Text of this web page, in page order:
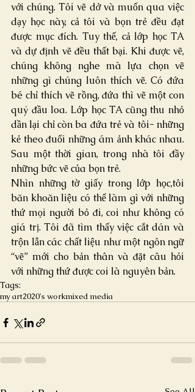
với chúng. Tôi vẽ dở và muốn qua việc
dạy học này, cả tôi và bọn trẻ đều đạt
được mục đích. Tuy thế, cả lớp học TA
và dự định vẽ đều thất bại. Khi được vẽ,
chúng không nghe mà lựa chọn vẽ
những gì chúng luôn thích vẽ. Có đứa
bé chỉ thích vẽ rồng, đứa thì vẽ một con
quỷ đầu loa. Lớp học TA cũng thu nhỏ
dần lại chỉ còn ba đứa trẻ và tôi- những
kẻ theo đuổi những ám ảnh khác nhau.
Sau một thời gian, trong nhà tôi đầy
những bức vẽ của bọn trẻ.
Nhìn những tờ giấy trong lớp học,tôi
băn khoăn liệu có thể làm gì với những
thứ mọi người bỏ đi, coi như không có
giá trị. Tôi đã tìm thấy việc cắt dán và
trộn lẫn các chất liệu như một ngôn ngữ
“vẽ” mới cho bản thân và đặt câu hỏi
với những thứ được coi là nguyên bản.
Tags:
my art2020's workmixed media